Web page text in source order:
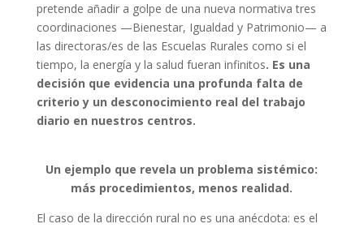
pretende añadir a golpe de una nueva normativa tres
coordinaciones —Bienestar, Igualdad y Patrimonio— a
las directoras/es de las Escuelas Rurales como si el
tiempo, la energía y la salud fueran infinitos. Es una
decisión que evidencia una profunda falta de
criterio y un desconocimiento real del trabajo
diario en nuestros centros.
Un ejemplo que revela un problema sistémico:
más procedimientos, menos realidad.
El caso de la dirección rural no es una anécdota: es el